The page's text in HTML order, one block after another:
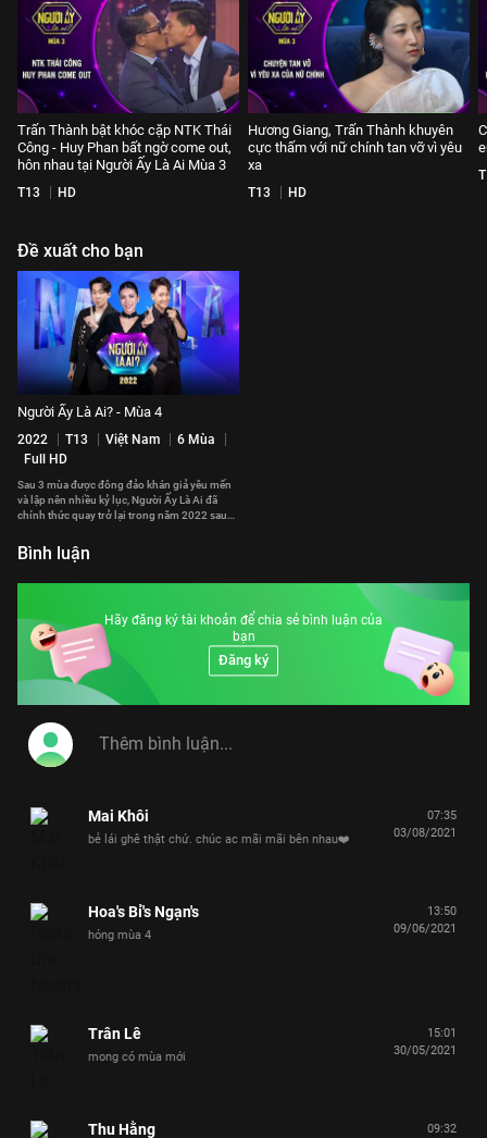
Trấn Thành bật khóc cặp NTK Thái
Công - Huy Phan bất ngờ come out,
hôn nhau tại Người Ấy Là Ai Mùa 3
T13 HD
Hương Giang, Trấn Thành khuyên
cực thấm với nữ chính tan vỡ vì yêu
xa
T13 HD
Đề xuất cho bạn
Người Ấy Là Ai? - Mùa 4
2022 T13 Việt Nam
6 Mùa
Full HD
Sau 3 mùa được đông đảo khán giả yêu mến
và lập nên nhiều kỷ lục, Người Ấy Là Ai đã
chính thức quay trở lại trong năm 2022 sau
Bình luận
Hãy đăng ký tài khoản để chia sẻ bình luận của
bạn
Đăng ký
Mai Khôi
bẻ lái ghê thật chứ. chúc ac mãi mãi bên nhau❤️
07:35
03/08/2021
Hoa's Bỉ's Ngạn's
hóng mùa 4
13:50
09/06/2021
Trân Lê
mong có mùa mới
15:01
30/05/2021
Thu Hằng 09:32